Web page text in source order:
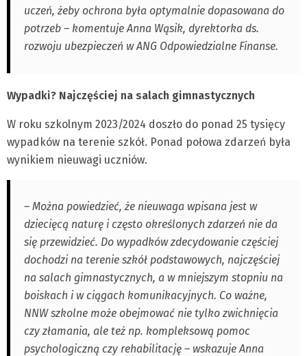
uczeń, żeby ochrona była optymalnie dopasowana do
potrzeb – komentuje Anna Wąsik, dyrektorka ds.
rozwoju ubezpieczeń w ANG Odpowiedzialne Finanse.
Wypadki? Najczęściej na salach gimnastycznych
W roku szkolnym 2023/2024 doszło do ponad 25 tysięcy
wypadków na terenie szkół. Ponad połowa zdarzeń była
wynikiem nieuwagi uczniów.
– Można powiedzieć, że nieuwaga wpisana jest w
dziecięcą naturę i często określonych zdarzeń nie da
się przewidzieć. Do wypadków zdecydowanie częściej
dochodzi na terenie szkół podstawowych, najczęściej
na salach gimnastycznych, a w mniejszym stopniu na
boiskach i w ciągach komunikacyjnych. Co ważne,
NNW szkolne może obejmować nie tylko zwichnięcia
czy złamania, ale też np. kompleksową pomoc
psychologiczną czy rehabilitację – wskazuje Anna